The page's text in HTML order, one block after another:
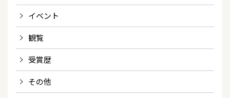
イベント
観覧
受賞歴
その他